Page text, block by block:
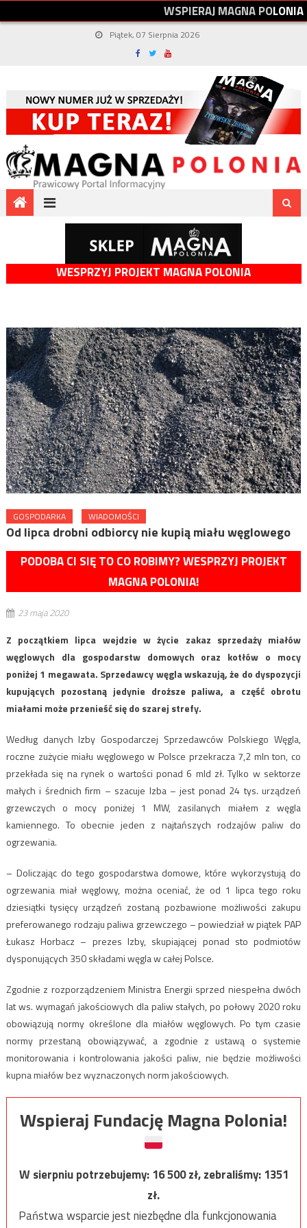
WSPIERAJMAGNAPOLONIA
Piątek, 07 Sierpnia 2026
WESPRZYJ PROJEKT MAGNA POLONIA
GOSPODARKA WIADOMOŚCI
Od lipca drobni odbiorcy nie kupią miału węglowego
PODOBA CI SIĘ TO CO ROBIMY? WESPRZYJ PROJEKT
MAGNA POLONIA!
23 maja 2020
Z początkiem lipca wejdzie w życie zakaz sprzedaży miałów
węglowych dla gospodarstw domowych oraz kotłów o mocy
poniżej 1 megawata. Sprzedawcy węgla wskazują, że do dyspozycji
kupujących pozostaną jedynie droższe paliwa, a część obrotu
miałami może przenieść się do szarej strefy.
Według danych Izby Gospodarczej Sprzedawców Polskiego Węgla,
roczne zużycie miału węglowego w Polsce przekracza 7,2 mln ton, co
przekłada się na rynek o wartości ponad 6 mld zł. Tylko w sektorze
małych i średnich firm – szacuje Izba – jest ponad 24 tys. urządzeń
grzewczych o mocy poniżej 1 MW, zasilanych miałem z węgla
kamiennego. To obecnie jeden z najtańszych rodzajów paliw do
ogrzewania.
– Doliczając do tego gospodarstwa domowe, które wykorzystują do
ogrzewania miał węglowy, można oceniać, że od 1 lipca tego roku
dziesiątki tysięcy urządzeń zostaną pozbawione możliwości zakupu
preferowanego rodzaju paliwa grzewczego – powiedział w piątek PAP
Łukasz Horbacz – prezes Izby, skupiającej ponad sto podmiotów
dysponujących 350 składami węgla w całej Polsce.
Zgodnie z rozporządzeniem Ministra Energii sprzed niespełna dwóch
lat ws. wymagań jakościowych dla paliw stałych, po połowy 2020 roku
obowiązują normy określone dla miałów węglowych. Po tym czasie
normy przestaną obowiązywać, a zgodnie z ustawą o systemie
monitorowania i kontrolowania jakości paliw, nie będzie możliwości
kupna miałów bez wyznaczonych norm jakościowych.
Wspieraj Fundację Magna Polonia!
W sierpniu potrzebujemy:16 500zł, zebraliśmy:1351
zł.
Państwa wsparcie jest niezbędne dla funkcjonowania